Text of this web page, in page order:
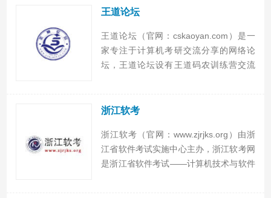
一高考网帮助学生更清晰认识自己、提早
王道论坛
王道论坛（官网：cskaoyan.com）是一
家专注于计算机考研交流分享的网络论
坛，王道论坛设有王道码农训练营交流
版块，内容涵盖计算机考研大纲、计算机
浙江软考
浙江软考（官网：www.zjrjks.org）由浙
江省软件考试实施中心主办，浙江软考网
是浙江省软件考试——计算机技术与软件